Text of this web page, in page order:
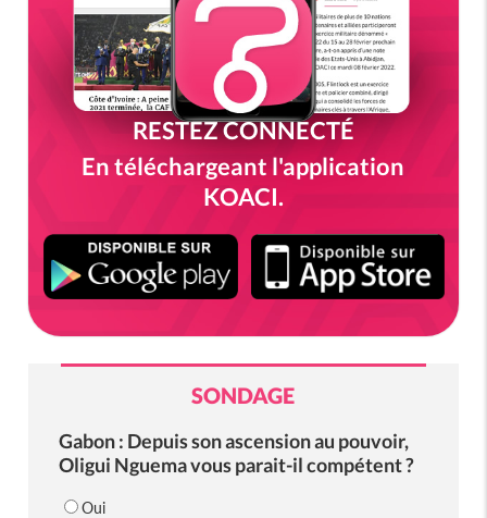
RESTEZ CONNECTÉ
En téléchargeant l'application
KOACI.
SONDAGE
Gabon : Depuis son ascension au pouvoir,
Oligui Nguema vous parait-il compétent ?
Oui